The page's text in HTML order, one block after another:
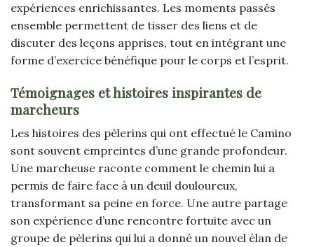
expériences enrichissantes. Les moments passés
ensemble permettent de tisser des liens et de
discuter des leçons apprises, tout en intégrant une
forme d’exercice bénéfique pour le corps et l’esprit.
Témoignages et histoires inspirantes de
marcheurs
Les histoires des pèlerins qui ont effectué le Camino
sont souvent empreintes d’une grande profondeur.
Une marcheuse raconte comment le chemin lui a
permis de faire face à un deuil douloureux,
transformant sa peine en force. Une autre partage
son expérience d’une rencontre fortuite avec un
groupe de pèlerins qui lui a donné un nouvel élan de